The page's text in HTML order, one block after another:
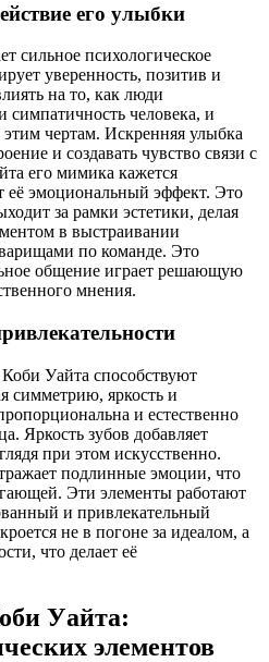
его улыбки
сильное психологическое
уверенность, позитив и
на то, как люди
человека, и
этим чертам. Искренняя улыбка
и создавать чувство связи с
его мимика кажется
её эмоциональный эффект. Это
за рамки эстетики, делая
в выстраивании
по команде. Это
общение играет решающую
мнения.
Уайта способствуют
симметрию, яркость и
и естественно
Яркость зубов добавляет
при этом искусственно.
подлинные эмоции, что
Эти элементы работают
и привлекательный
не в погоне за идеалом, а
что делает её
Уайта:
элементов